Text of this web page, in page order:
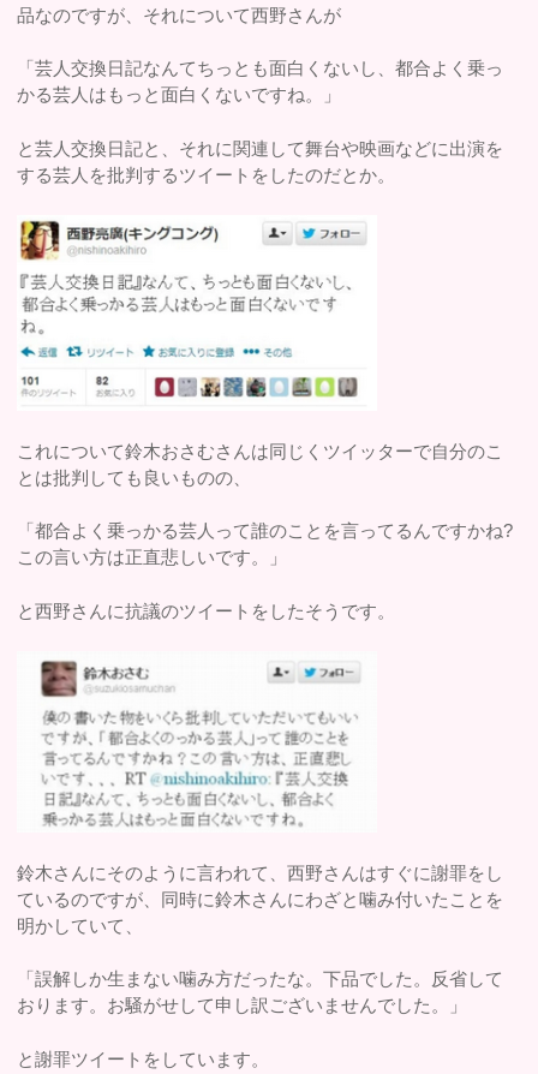
品なのですが、それについて西野さんが
「芸人交換日記なんてちっとも面白くないし、都合よく乗っ
かる芸人はもっと面白くないですね。」
と芸人交換日記と、それに関連して舞台や映画などに出演を
する芸人を批判するツイートをしたのだとか。
これについて鈴木おさむさんは同じくツイッターで自分のこ
とは批判しても良いものの、
「都合よく乗っかる芸人って誰のことを言ってるんですかね?
この言い方は正直悲しいです。」
と西野さんに抗議のツイートをしたそうです。
鈴木さんにそのように言われて、西野さんはすぐに謝罪をし
ているのですが、同時に鈴木さんにわざと噛み付いたことを
明かしていて、
「誤解しか生まない噛み方だったな。下品でした。反省して
おります。お騒がせして申し訳ございませんでした。」
と謝罪ツイートをしています。